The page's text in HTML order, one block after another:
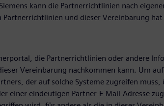
kann die Partnerrichtlinien nach
und dieser Vereinbarung
die Partnerrichtlinien oder andere
Vereinbarung nachkommen kann. Um
der auf solche Systeme zugreifen
einer eindeutigen Partner-E-Mail-Adresse